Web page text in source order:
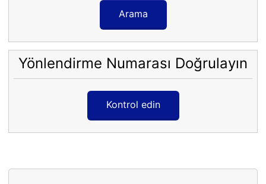
Arama
Yönlendirme Numarası Doğrulayın
Kontrol edin